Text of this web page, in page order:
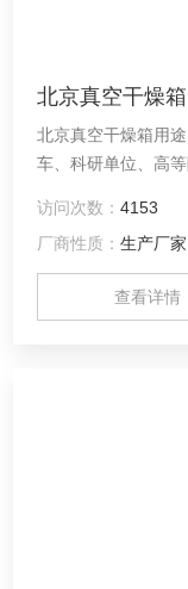
北京真空干燥箱
北京真空干燥箱用
车、科研单位、高
验，检测其各性能指
访问次数：4153
厂商性质：生产厂家
查看详情